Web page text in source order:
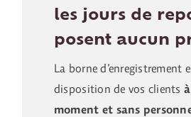
les jours de
posent aucun
La borne d’enregistrement
disposition de vos clients
moment et sans